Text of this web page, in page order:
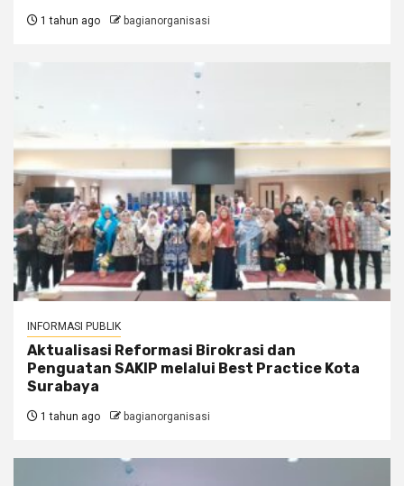
1 tahun ago bagianorganisasi
INFORMASI PUBLIK
Aktualisasi Reformasi Birokrasi dan
Penguatan SAKIP melalui Best Practice Kota
Surabaya
1 tahun ago bagianorganisasi